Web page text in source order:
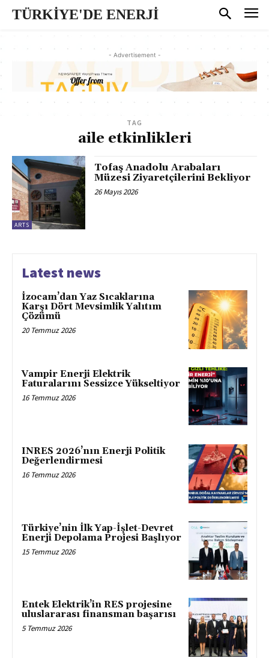
TÜRKİYE'DE ENERJİ
- Advertisement -
TAG
aile etkinlikleri
ARTS
Tofaş Anadolu Arabaları
Müzesi Ziyaretçilerini Bekliyor
26 Mayıs 2026
Latest news
İzocam’dan Yaz Sıcaklarına
Karşı Dört Mevsimlik Yalıtım
Çözümü
20 Temmuz 2026
Vampir Enerji Elektrik
Faturalarını Sessizce Yükseltiyor
16 Temmuz 2026
INRES 2026’nın Enerji Politik
Değerlendirmesi
16 Temmuz 2026
Türkiye’nin İlk Yap-İşlet-Devret
Enerji Depolama Projesi Başlıyor
15 Temmuz 2026
Entek Elektrik’in RES projesine
uluslararası finansman başarısı
5 Temmuz 2026